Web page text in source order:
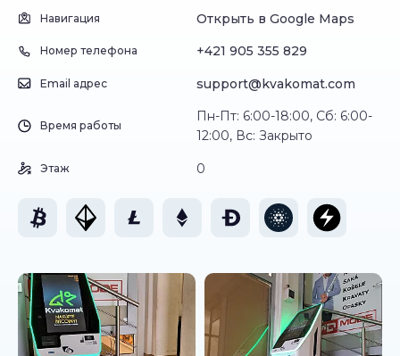
Навигация Открыть в Google Maps
Номер телефона +421 905 355 829
Email адрес support@kvakomat.com
Время работы
Пн-Пт: 6:00-18:00, Сб: 6:00-
12:00, Вс: Закрыто
Этаж 0